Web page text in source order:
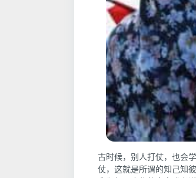
古时候，别人打仗，也会
仗，这就是所谓的知己知